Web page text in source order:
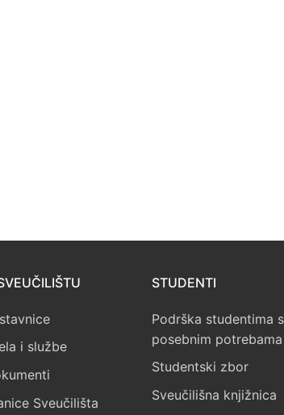
i službe
Sveučilišta
STUDENTI
Podrška studentima s
posebnim potrebama
Studentski zbor
Sveučilišna knjižnica